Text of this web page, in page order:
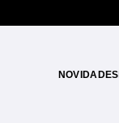
NOVIDADES